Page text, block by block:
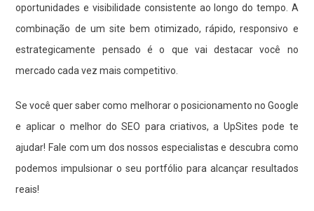
oportunidades e visibilidade consistente ao longo do tempo. A
combinação de um site bem otimizado, rápido, responsivo e
estrategicamente pensado é o que vai destacar você no
mercado cada vez mais competitivo.
Se você quer saber como melhorar o posicionamento no Google
e aplicar o melhor do SEO para criativos, a UpSites pode te
ajudar! Fale com um dos nossos especialistas e descubra como
podemos impulsionar o seu portfólio para alcançar resultados
reais!